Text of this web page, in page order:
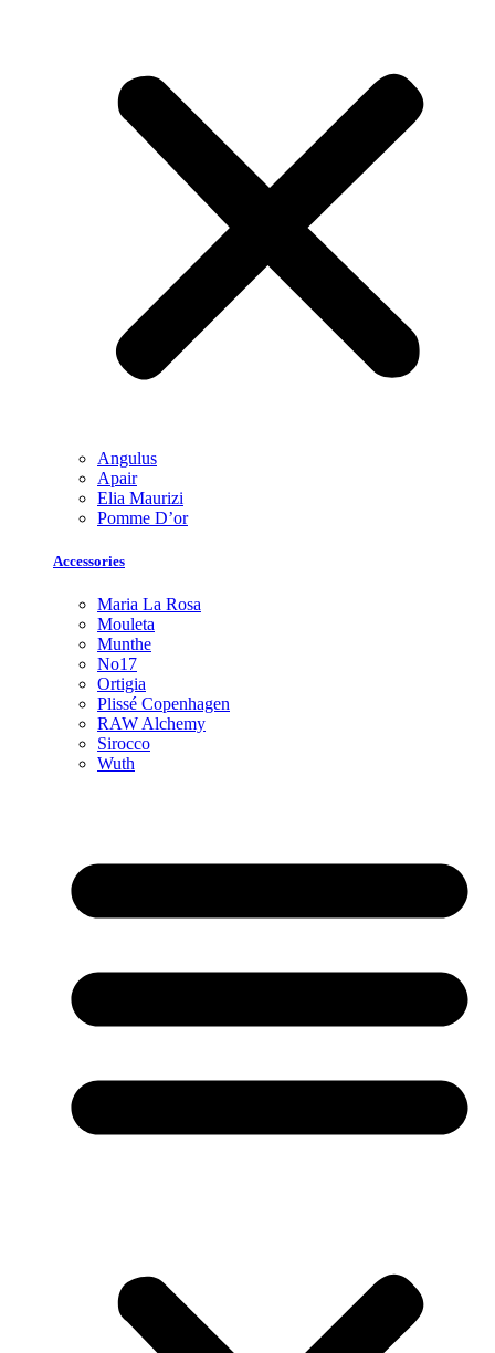
Angulus
Apair
Elia Maurizi
Pomme D’or
Accessories
Maria La Rosa
Mouleta
Munthe
No17
Ortigia
Plissé Copenhagen
RAW Alchemy
Sirocco
Wuth